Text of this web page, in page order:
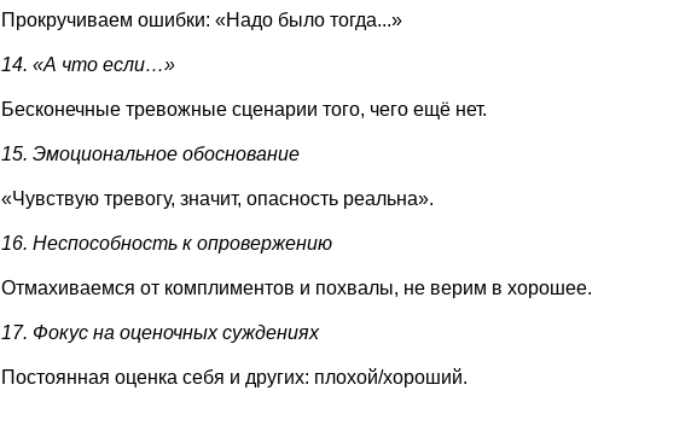
Прокручиваем ошибки: «Надо было тогда...»
14. «А что если…»
Бесконечные тревожные сценарии того, чего ещё нет.
15. Эмоциональное обоснование
«Чувствую тревогу, значит, опасность реальна».
16. Неспособность к опровержению
Отмахиваемся от комплиментов и похвалы, не верим в хорошее.
17. Фокус на оценочных суждениях
Постоянная оценка себя и других: плохой/хороший.